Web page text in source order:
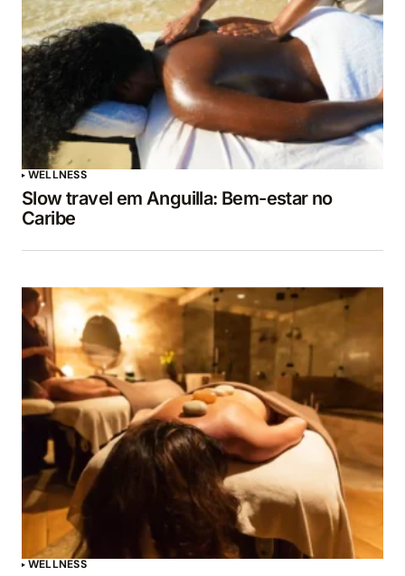
WELLNESS
Slow travel em Anguilla: Bem-estar no
Caribe
WELLNESS